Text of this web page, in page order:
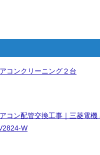
コンクリーニング２台
コン配管交換工事｜三菱電機
W